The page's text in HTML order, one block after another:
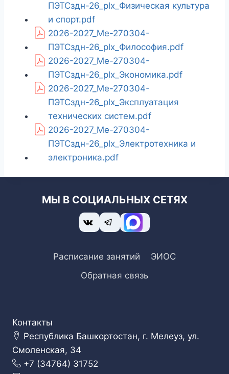
ПЭТСздн-26_plx_Физическая культура
и спорт.pdf
2026-2027_Ме-270304-
ПЭТСздн-26_plx_Философия.pdf
2026-2027_Ме-270304-
ПЭТСздн-26_plx_Экономика.pdf
2026-2027_Ме-270304-
ПЭТСздн-26_plx_Эксплуатация
технических систем.pdf
2026-2027_Ме-270304-
ПЭТСздн-26_plx_Электротехника и
электроника.pdf
МЫ В СОЦИАЛЬНЫХ СЕТЯХ
Расписание занятий
ЭИОС
Обратная связь
Контакты
Республика Башкортостан, г. Мелеуз, ул.
Смоленская, 34
+7 (34764) 31752